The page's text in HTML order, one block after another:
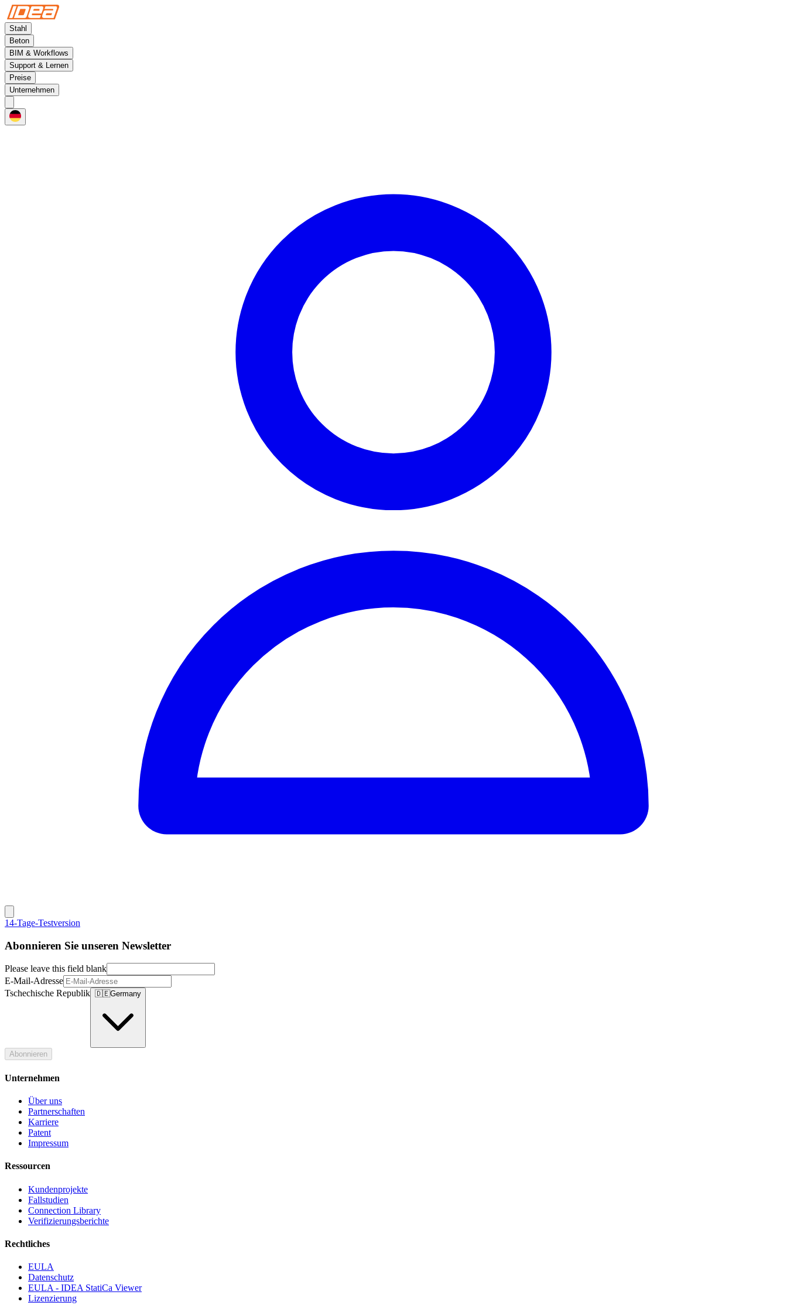
Stahl
Beton
BIM & Workflows
Support & Lernen
Preise
Unternehmen
14-Tage-Testversion
Abonnieren Sie unseren Newsletter
Please leave this field blank
E-Mail-Adresse
Tschechische Republik 🇩🇪Germany
Abonnieren
Unternehmen
Über uns
Partnerschaften
Karriere
Patent
Impressum
Ressourcen
Kundenprojekte
Fallstudien
Connection Library
Verifizierungsberichte
Rechtliches
EULA
Datenschutz
EULA - IDEA StatiCa Viewer
Lizenzierung